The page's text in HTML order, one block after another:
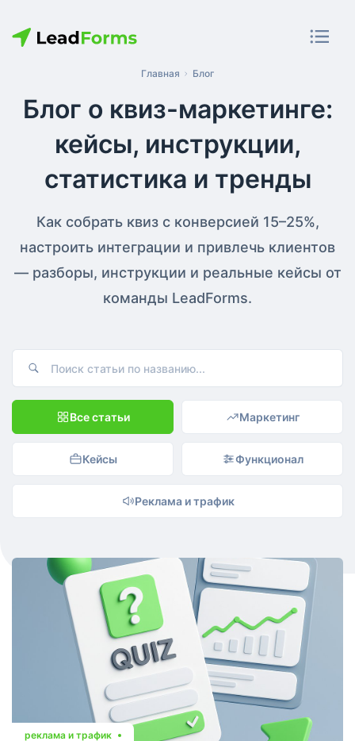
Главная Блог
Блог о квиз-маркетинге:
кейсы, инструкции,
статистика и тренды
Как собрать квиз с конверсией 15–25%,
настроить интеграции и привлечь клиентов
— разборы, инструкции и реальные кейсы от
команды LeadForms.
Все статьи Маркетинг
Кейсы Функционал
Реклама и трафик
реклама и трафик